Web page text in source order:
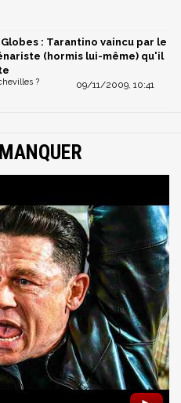
: Tarantino vaincu par le
(hormis lui-même) qu'il
09/11/2009, 10:41
?